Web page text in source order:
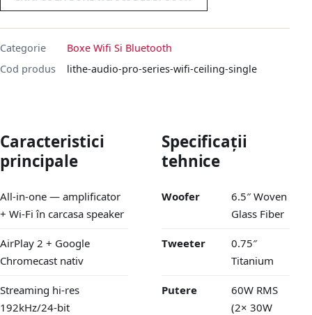
Categorie
Boxe Wifi Si Bluetooth
Cod produs
lithe-audio-pro-series-wifi-ceiling-single
Caracteristici
principale
All-in-one — amplificator
+ Wi-Fi în carcasa speaker
AirPlay 2 + Google
Chromecast nativ
Streaming hi-res
192kHz/24-bit
Specificații
tehnice
Woofer
6.5″ Woven
Glass Fiber
Tweeter
0.75″
Titanium
Putere
60W RMS
(2× 30W